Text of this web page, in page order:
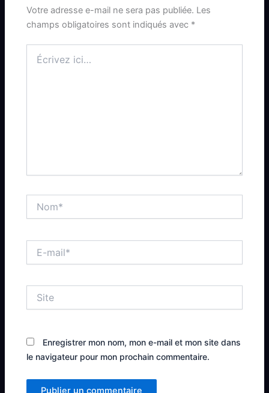
Votre adresse e-mail ne sera pas publiée. Les
champs obligatoires sont indiqués avec *
ici…
mail*
Enregistrer mon nom, mon e-mail et mon site dans
le navigateur pour mon prochain commentaire.